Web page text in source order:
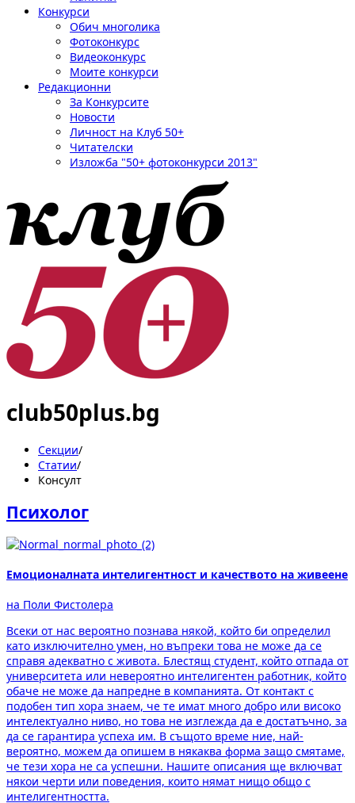
Конкурси
Обич многолика
Фотоконкурс
Видеоконкурс
Моите конкурси
Редакционни
За Конкурсите
Новости
Личност на Клуб 50+
Читателски
Изложба "50+ фотоконкурси 2013"
club50plus.bg
Секции/
Статии/
Консулт
Психолог
Емоционалната интелигентност и качеството на живеене
на Поли Фистолера
Всеки от нас вероятно познава някой, който би определил
като изключително умен, но въпреки това не може да се
справя адекватно с живота. Блестящ студент, който отпада от
университета или невероятно интелигентен работник, който
обаче не може да напредне в компанията. От контакт с
подобен тип хора знаем, че те имат много добро или високо
интелектуално ниво, но това не изглежда да е достатъчно, за
да се гарантира успеха им. В същото време ние, най-
вероятно, можем да опишем в някаква форма защо смятаме,
че тези хора не са успешни. Нашите описания ще включват
някои черти или поведения, които нямат нищо общо с
интелигентността.